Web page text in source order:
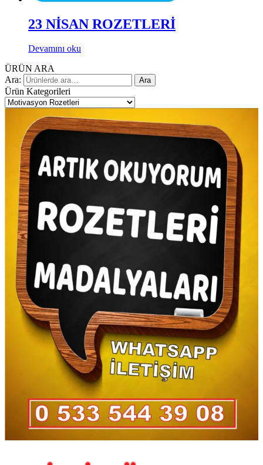
23 NİSAN ROZETLERİ
Devamını oku
ÜRÜN ARA
Ara:
Ara
Ürün Kategorileri